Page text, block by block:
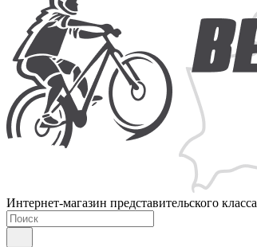
Интернет-магазин представительского класса